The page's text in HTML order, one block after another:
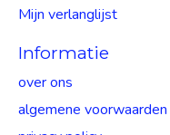
Mijn verlanglijst
Informatie
over ons
algemene voorwaarden